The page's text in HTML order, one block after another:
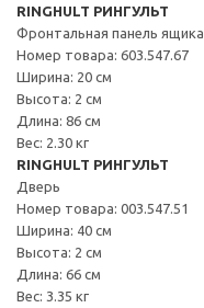
RINGHULT РИНГУЛЬТ
Фронтальная панель ящика
Номер товара: 603.547.67
Ширина: 20 см
Высота: 2 см
Длина: 86 см
Вес: 2.30 кг
RINGHULT РИНГУЛЬТ
Дверь
Номер товара: 003.547.51
Ширина: 40 см
Высота: 2 см
Длина: 66 см
Вес: 3.35 кг